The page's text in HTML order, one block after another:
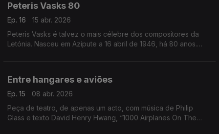
Peteris Vasks 80
Ep. 16
15 abr. 2026
Peteris Vasks é talvez o mais célebre dos compositores da
Letónia. Nasceu em Azipute a 16 abril de 1946, há 80 anos.
Entre hangares e aviões
Ep. 15
08 abr. 2026
Peça de teatro, de apenas um acto, com música de Philip
Glass e texto David Henry Hwang, “1000 Airplanes On The